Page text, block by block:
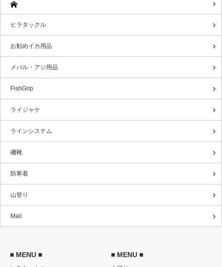
ヒラタックル
お勧めイカ用品
メバル・アジ用品
FishGrip
ライジャケ
ラインシステム
磯靴
防寒着
山登り
Mail
■ MENU ■ ■ MENU ■